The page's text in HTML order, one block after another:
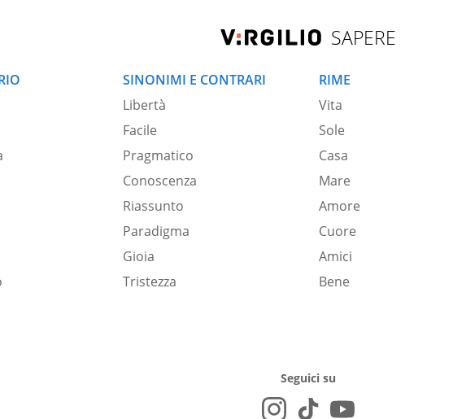
SAPERE
SINONIMI E CONTRARI
Libertà
Facile
Pragmatico
Conoscenza
Riassunto
Paradigma
Gioia
Tristezza
RIME
Vita
Sole
Casa
Mare
Amore
Cuore
Amici
Bene
Seguici su